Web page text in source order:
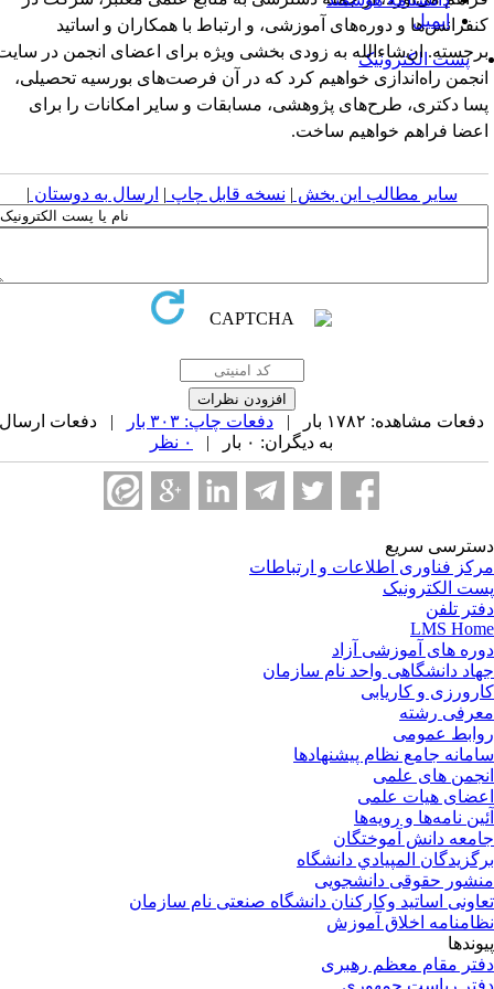
ایمیل
پست الکترونیک
و دوره‌های آموزشی، و ارتباط با همکاران و اساتید
ان‌شاءالله به زودی بخشی ویژه برای اعضای انجمن در سایت
راه‌اندازی خواهیم کرد که در آن فرصت‌های بورسیه تحصیلی،
دکتری، طرح‌های پژوهشی، مسابقات و سایر امکانات را برای
فراهم خواهیم ساخت.
سایر مطالب این بخش | نسخه قابل چاپ| ارسال به دوستان|
دفعات مشاهده: ۱۷۸۲ بار | دفعات چاپ: ۳۰۳ بار
| دفعات ارسال
به دیگران: ۰ بار |
سریع
فناوری اطلاعات و ارتباطات
الکترونیک
تلفن
LMS
های آموزشی آزاد
دانشگاهی واحد نام سازمان
و کاریابی
رشته
عمومی
جامع نظام پیشنهادها
های علمی
هیات علمی
نامه‌ها و رویه‌ها
دانش آموختگان
المپيادي دانشگاه
حقوقی دانشجویی
اساتید وکارکنان دانشگاه صنعتی نام سازمان
اخلاق آموزش
مقام معظم رهبری
ریاست جمهوری